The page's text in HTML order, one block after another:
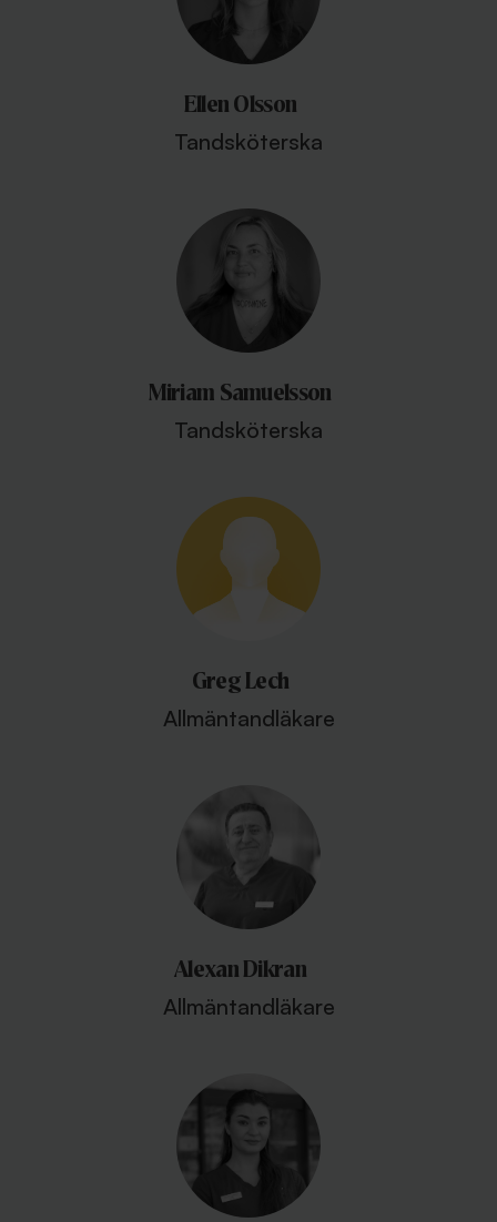
Ellen Olsson
Tandsköterska
Miriam Samuelsson
Tandsköterska
Greg Lech
Allmäntandläkare
Alexan Dikran
Allmäntandläkare